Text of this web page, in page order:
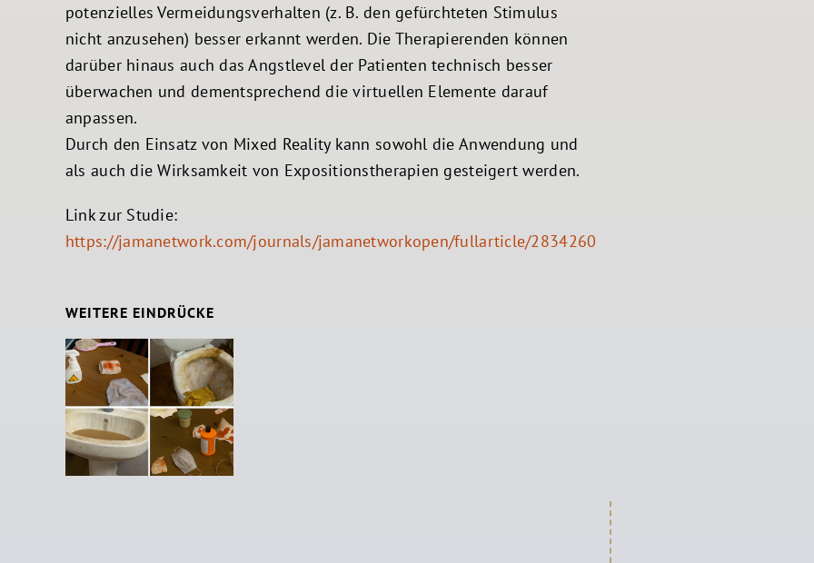
potenzielles Vermeidungsverhalten (z. B. den gefürchteten Stimulus
nicht anzusehen) besser erkannt werden. Die Therapierenden können
darüber hinaus auch das Angstlevel der Patienten technisch besser
überwachen und dementsprechend die virtuellen Elemente darauf
anpassen.
Durch den Einsatz von Mixed Reality kann sowohl die Anwendung und
als auch die Wirksamkeit von Expositionstherapien gesteigert werden.
Link zur Studie:
https://jamanetwork.com/journals/jamanetworkopen/fullarticle/2834260
WEITERE EINDRÜCKE